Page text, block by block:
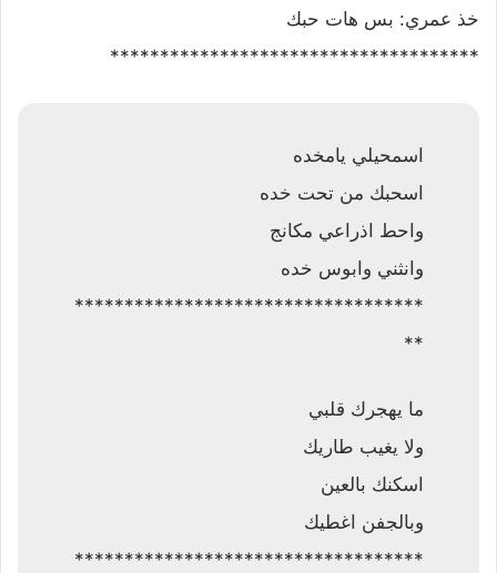
خذ عمري: بس هات حبك
*************************************
اسمحيلي يامخده
اسحبك من تحت خده
واحط اذراعي مكانج
وانثني وابوس خده
***********************************
**
ما يهجرك قلبي
ولا يغيب طاريك
اسكنك بالعين
وبالجفن اغطيك
***********************************